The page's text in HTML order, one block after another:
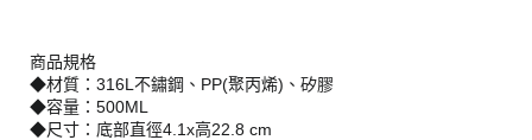
商品規格
◆材質：316L不鏽鋼、PP(聚丙烯)、矽膠
◆容量：500ML
◆尺寸：底部直徑4.1x高22.8 cm